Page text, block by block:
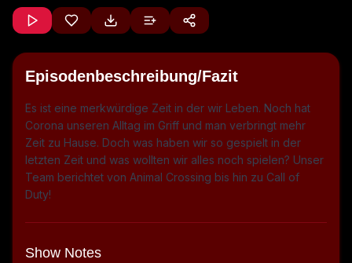
Episodenbeschreibung/Fazit
Es ist eine merkwürdige Zeit in der wir Leben. Noch hat
Corona unseren Alltag im Griff und man verbringt mehr
Zeit zu Hause. Doch was haben wir so gespielt in der
letzten Zeit und was wollten wir alles noch spielen? Unser
Team berichtet von Animal Crossing bis hin zu Call of
Duty!
Show Notes